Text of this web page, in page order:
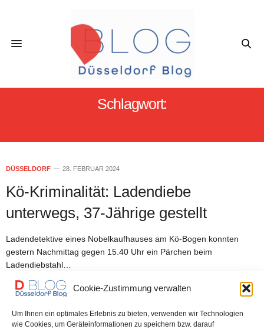
Cookie-Zustimmung verwalten
Um Ihnen ein optimales Erlebnis zu bieten, verwenden wir Technologien
wie Cookies, um Geräteinformationen zu speichern bzw. darauf
Schlagwort:
DÜSSELDORF 28. FEBRUAR 2024
Kö-Kriminalität: Ladendiebe
unterwegs, 37-Jährige gestellt
Ladendetektive eines Nobelkaufhauses am Kö-Bogen konnten
gestern Nachmittag gegen 15.40 Uhr ein Pärchen beim
Ladendiebstahl…
0 SHARES